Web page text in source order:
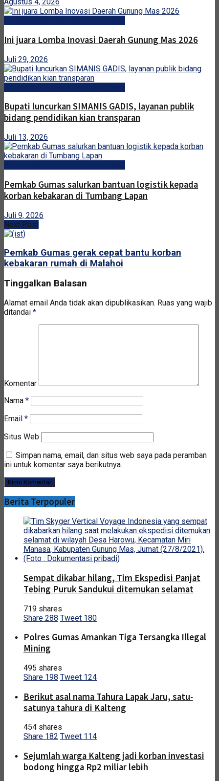
Ini juara Lomba Inovasi Daerah Gunung Mas 2026
Juli 29, 2026
Bupati luncurkan SIMANIS GADIS, layanan publik
bidang pendidikan kian transparan
Juli 13, 2026
Pemkab Gumas salurkan bantuan logistik kepada
korban kebakaran di Tumbang Lapan
Juli 9, 2026
Next Post
Pemkab Gumas gerak cepat bantu korban
kebakaran rumah di Malahoi
Tinggalkan Balasan
Alamat email Anda tidak akan dipublikasikan. Ruas yang wajib
ditandai *
Komentar
Nama *
Email *
Situs Web
Simpan nama, email, dan situs web saya pada peramban
ini untuk komentar saya berikutnya.
Berita Terpopuler
Sempat dikabar hilang, Tim Ekspedisi Panjat
Tebing Puruk Sandukui ditemukan selamat
719 shares
Share 288 Tweet 180
Polres Gumas Amankan Tiga Tersangka Illegal
Mining
495 shares
Share 198 Tweet 124
Berikut asal nama Tahura Lapak Jaru, satu-
satunya tahura di Kalteng
454 shares
Share 182 Tweet 114
Sejumlah warga Kalteng jadi korban investasi
bodong hingga Rp2 miliar lebih